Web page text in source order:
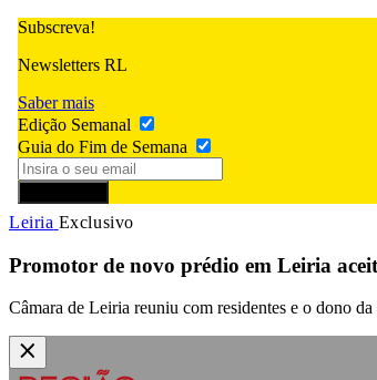
Subscreva!
Newsletters RL
Saber mais
Edição Semanal
Guia do Fim de Semana
Leiria Exclusivo
Promotor de novo prédio em Leiria
Câmara de Leiria reuniu com residentes e o dono